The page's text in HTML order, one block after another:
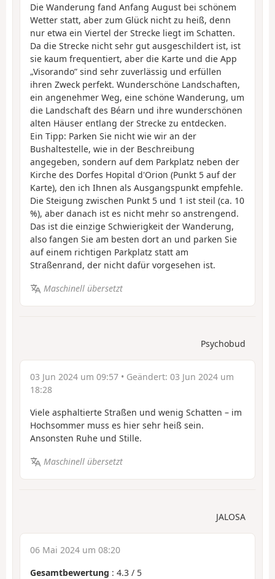
Die Wanderung fand Anfang August bei schönem
Wetter statt, aber zum Glück nicht zu heiß, denn
nur etwa ein Viertel der Strecke liegt im Schatten.
Da die Strecke nicht sehr gut ausgeschildert ist, ist
sie kaum frequentiert, aber die Karte und die App
„Visorando” sind sehr zuverlässig und erfüllen
ihren Zweck perfekt. Wunderschöne Landschaften,
ein angenehmer Weg, eine schöne Wanderung, um
die Landschaft des Béarn und ihre wunderschönen
alten Häuser entlang der Strecke zu entdecken.
Ein Tipp: Parken Sie nicht wie wir an der
Bushaltestelle, wie in der Beschreibung
angegeben, sondern auf dem Parkplatz neben der
Kirche des Dorfes Hopital d'Orion (Punkt 5 auf der
Karte), den ich Ihnen als Ausgangspunkt empfehle.
Die Steigung zwischen Punkt 5 und 1 ist steil (ca. 10
%), aber danach ist es nicht mehr so anstrengend.
Das ist die einzige Schwierigkeit der Wanderung,
also fangen Sie am besten dort an und parken Sie
auf einem richtigen Parkplatz statt am
Straßenrand, der nicht dafür vorgesehen ist.
Maschinell übersetzt
Psychobud
03 Jun 2024 um 09:57 • Geändert: 03 Jun 2024 um
18:28
Viele asphaltierte Straßen und wenig Schatten – im
Hochsommer muss es hier sehr heiß sein.
Ansonsten Ruhe und Stille.
Maschinell übersetzt
JALOSA
06 Mai 2024 um 08:20
Gesamtbewertung : 4.3 / 5